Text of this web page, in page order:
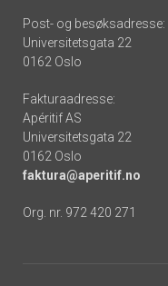
Post- og besøksadresse:
Universitetsgata 22
0162 Oslo
Fakturaadresse:
Apéritif AS
Universitetsgata 22
0162 Oslo
faktura@aperitif.no
Org. nr. 972 420 271